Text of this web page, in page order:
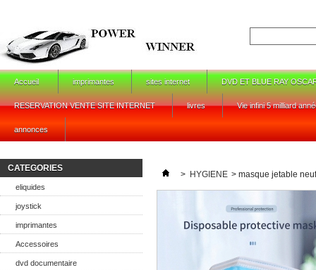
Accueil imprimantes sites internet DVD ET BLUE RAY
RESERVATION VENTE SITE INTERNET livres Vie infini 5 milliard
annonces
CATEGORIES
eliquides
joystick
imprimantes
Accessoires
dvd documentaire
> HYGIENE > masque jetable